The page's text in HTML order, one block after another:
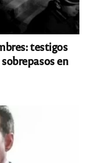
testigos
en